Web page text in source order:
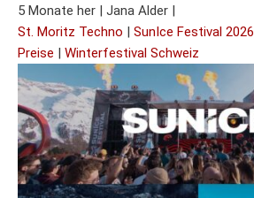
5 Monate her | Jana Alder |
St. Moritz Techno | SunIce Festival 2026
Preise | Winterfestival Schweiz